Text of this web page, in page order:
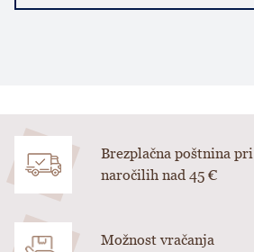
Brezplačna poštnina pri
naročilih nad 45 €
Možnost vračanja